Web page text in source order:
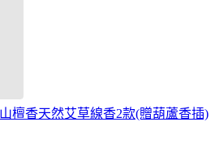
檀香天然艾草線香2款(贈葫蘆香插)